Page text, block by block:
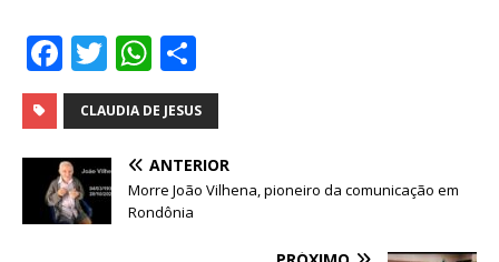
F
a
c
e
b
o
T
w
it
te
r
W
h
at
s
A
p
h
ar
e
CLAUDIA DE JESUS
ANTERIOR
Morre João Vilhena, pioneiro da comunicação em
Rondônia